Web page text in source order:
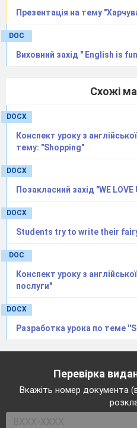
Презентація на тему
DOC
Виховний захід " English is
Схожі
DOCX
Конспект уроку з
тему: "Shopping"
DOCX
Позакласний захід "WE LOVE
DOCX
Students try to write their
DOC
Конспект уроку з
послуги"
DOCX
Разработка урока по теме
Перевірка
Вкажіть номер документа